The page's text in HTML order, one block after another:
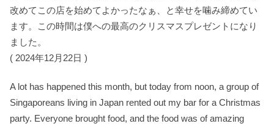
改めてこの店を始めてよかったなぁ、と幸せを噛み締めてい
ます。この時間は僕への最高のクリスマスプレゼントになり
ました。
( 2024年12月22日 )
A lot has happened this month, but today from noon, a group of
Singaporeans living in Japan rented out my bar for a Christmas
party. Everyone brought food, and the food was of amazing